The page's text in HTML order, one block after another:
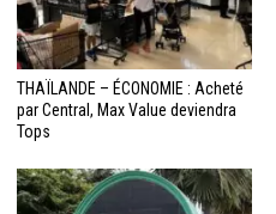
THAÏLANDE – ÉCONOMIE : Acheté
par Central, Max Value deviendra
Tops